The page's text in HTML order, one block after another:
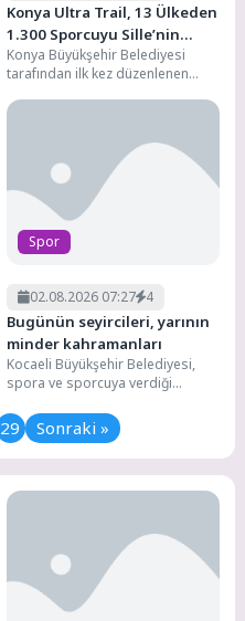
Konya Ultra Trail, 13 Ülkeden
1.300 Sporcuyu Sille’nin
Doğasında Buluşturdu
Konya Büyükşehir Belediyesi
tarafından ilk kez düzenlenen
ülkeden ve Türkiye'nin 52...
Spor
02.08.2026 07:27 4
Bugünün seyircileri, yarının
minder kahramanları
Kocaeli Büyükşehir Belediyesi,
spora ve sporcuya verdiği
millilerini yetiştirirken, kentte
düzenlediği organizasyonlarla...
29 Sonraki »